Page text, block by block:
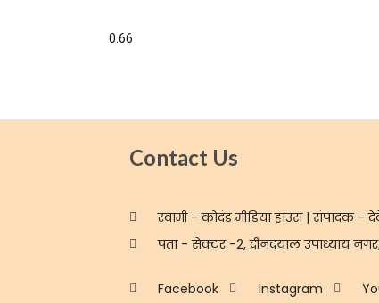
Contact Us
स्वामी - कोदंड मीडिया हाउस | संपादक -
पता - सेक्टर -2, दीनदयाल उपाध्याय
Facebook Instagram